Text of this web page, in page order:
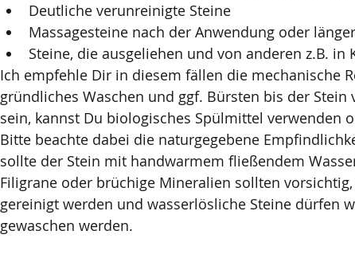
Deutliche verunreinigte Steine
Massagesteine nach der Anwendung oder
Steine, die ausgeliehen und von anderen z.B.
Ich empfehle Dir in diesem fällen die mechanische
gründliches Waschen und ggf. Bürsten bis der
sein, kannst Du biologisches Spülmittel verwenden
Bitte beachte dabei die naturgegebene
sollte der Stein mit handwarmem fließendem
Filigrane oder brüchige Mineralien sollten
gereinigt werden und wasserlösliche Steine dürfen
gewaschen werden.